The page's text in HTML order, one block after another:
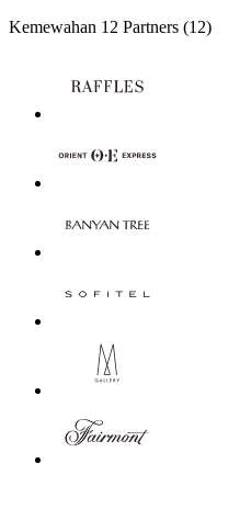
Kemewahan 12 Partners (12)